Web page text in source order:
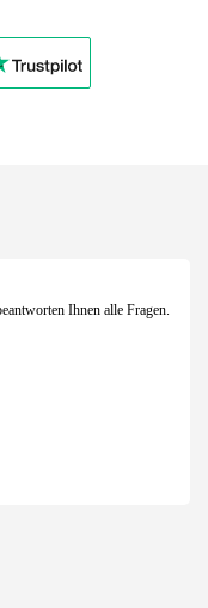
Ihnen alle Fragen.